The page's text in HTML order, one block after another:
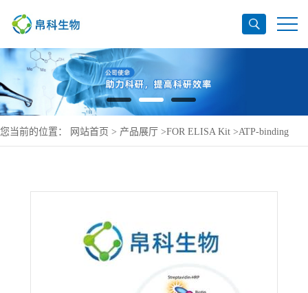
您当前的位置： 网站首页 > 产品展厅 >FOR ELISA Kit >ATP-binding